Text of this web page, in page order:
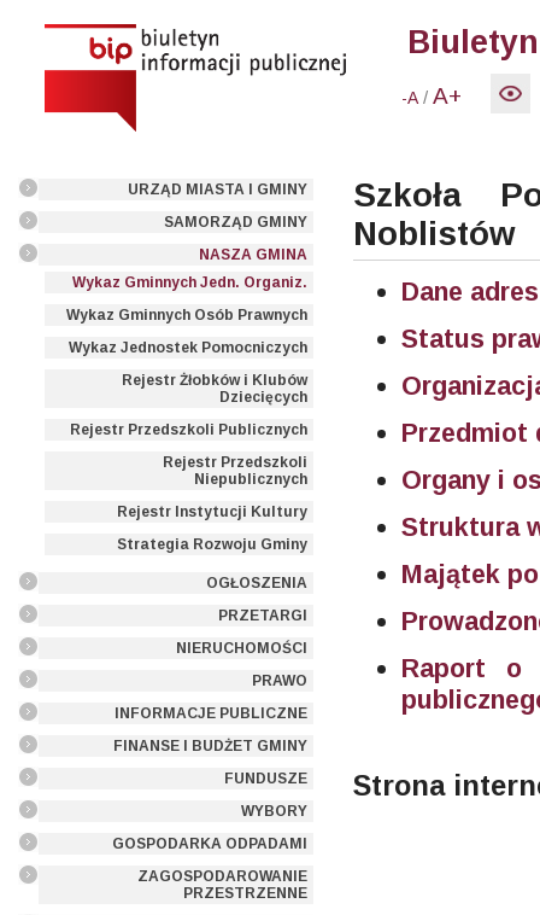
-A /A+
URZĄD MIASTA I GMINY
SAMORZĄD GMINY
NASZA GMINA
Wykaz Gminnych Jedn. Organiz.
Wykaz Gminnych Osób Prawnych
Wykaz Jednostek Pomocniczych
Rejestr Żłobków i Klubów
Dziecięcych
Rejestr Przedszkoli Publicznych
Rejestr Przedszkoli
Niepublicznych
Rejestr Instytucji Kultury
Strategia Rozwoju Gminy
OGŁOSZENIA
PRZETARGI
NIERUCHOMOŚCI
PRAWO
INFORMACJE PUBLICZNE
FINANSE I BUDŻET GMINY
FUNDUSZE
WYBORY
GOSPODARKA ODPADAMI
ZAGOSPODAROWANIE
PRZESTRZENNE
Szkoła
Noblistów
Dane
Status
Przedmiot
Organy i
Struktura
Majątek
Raport o
Strona